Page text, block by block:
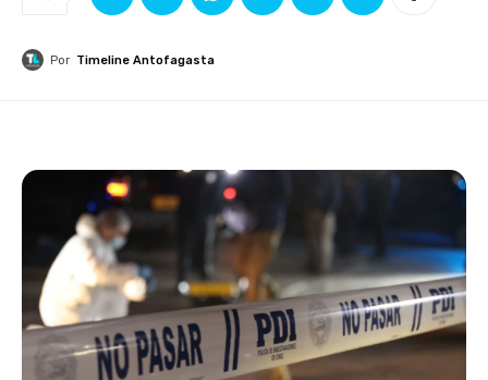
Por Timeline Antofagasta